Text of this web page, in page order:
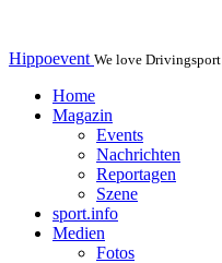
Hippoevent We love Drivingsport
Home
Magazin
Events
Nachrichten
Reportagen
Szene
sport.info
Medien
Fotos